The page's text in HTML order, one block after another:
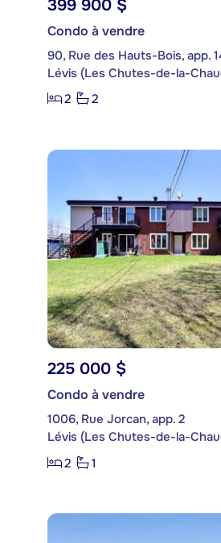
399 900 $
Condo à vendre
90, Rue des Hauts-Bois, app.
Lévis (Les Chutes-de-la-
2
2
225 000 $
Condo à vendre
1006, Rue Jorcan, app. 2
Lévis (Les Chutes-de-la-
2
1